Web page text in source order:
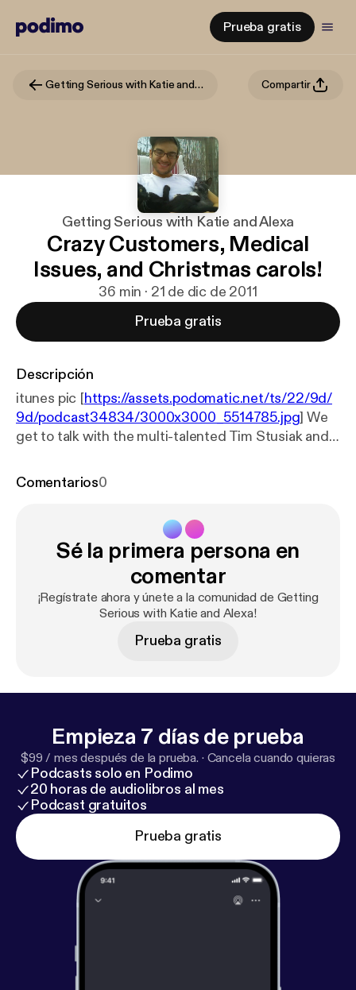
Prueba gratis
Getting Serious with Katie and Alexa Compartir
Getting Serious with Katie and Alexa
Crazy Customers, Medical
Issues, and Christmas carols!
36 min · 21 de dic de 2011
Prueba gratis
Descripción
itunes pic [https://assets.podomatic.net/ts/22/9d/
9d/podcast34834/3000x3000_5514785.jpg] We
get to talk with the multi-talented Tim Stusiak and
taking pics of celebrities!
Comentarios0
Sé la primera persona en
comentar
¡Regístrate ahora y únete a la comunidad de Getting
Serious with Katie and Alexa!
Prueba gratis
Empieza 7 días de prueba
$99 / mes después de la prueba. · Cancela cuando quieras
Podcasts solo en Podimo
20 horas de audiolibros al mes
Podcast gratuitos
Prueba gratis